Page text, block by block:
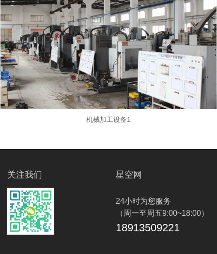
机械加工设备1
关注我们 星空网
24小时为您服务
（周一至周五9:00~18:00）
18913509221